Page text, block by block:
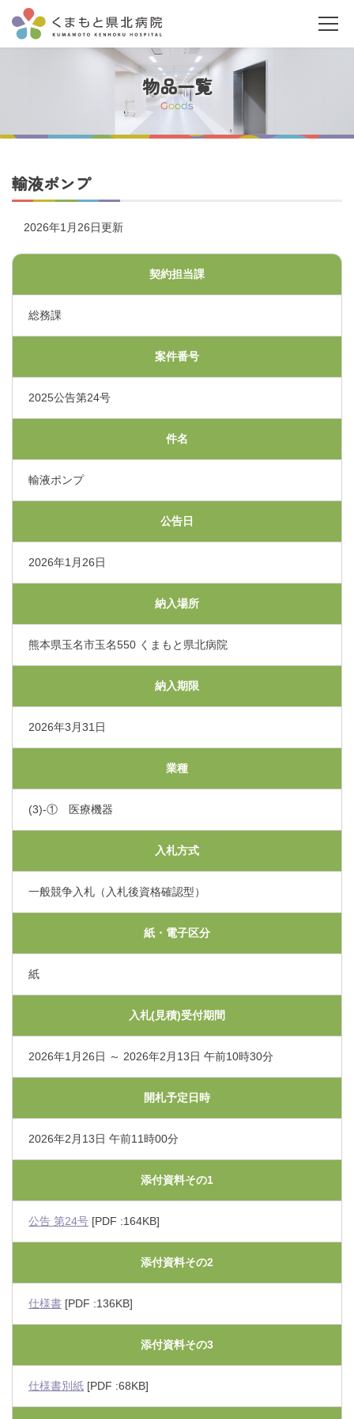
物品一覧
Goods
輸液ポンプ
2026年1月26日更新
契約担当課
総務課
案件番号
2025公告第24号
件名
輸液ポンプ
公告日
2026年1月26日
納入場所
熊本県玉名市玉名550 くまもと県北病院
納入期限
2026年3月31日
業種
(3)-① 医療機器
入札方式
一般競争入札（入札後資格確認型）
紙・電子区分
紙
入札(見積)受付期間
2026年1月26日 ～ 2026年2月13日 午前10時30分
開札予定日時
2026年2月13日 午前11時00分
添付資料その1
公告 第24号 [PDF :164KB]
添付資料その2
仕様書 [PDF :136KB]
添付資料その3
仕様書別紙 [PDF :68KB]
当院について
ご利用の皆さまへ
医療関係者の皆さまへ
交通アクセス
採用情報
お問い合わせ
熊本県玉名市玉名550番地
0968-73-5000
プライバシーポリシー 入札に関するお知らせ
くまもと県北病院会議室等使用規則（word）